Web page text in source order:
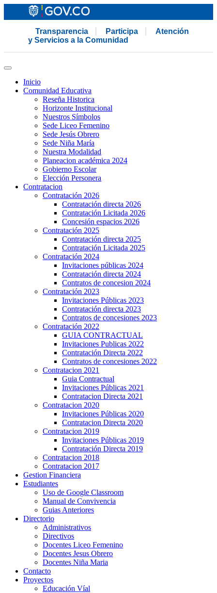
Transparencia Participa
Atención
y Servicios a la Comunidad
Inicio
Comunidad Educativa
Reseña Historica
Horizonte Institucional
Nuestros Símbolos
Sede Liceo Femenino
Sede Jesús Obrero
Sede Niña María
Nuestra Modalidad
Planeacion académica 2024
Gobierno Escolar
Elección Personera
Contratacion
Contratación 2026
Contratación directa 2026
Contratación Licitada 2026
Concesión espacios 2026
Contratación 2025
Contratación directa 2025
Contratación Licitada 2025
Contratación 2024
Invitaciones públicas 2024
Contratación directa 2024
Contratos de concesion 2024
Contratación 2023
Invitaciones Públicas 2023
Contratación directa 2023
Contratos de concesiones 2023
Contratación 2022
GUIA CONTRACTUAL
Invitaciones Publicas 2022
Contratación Directa 2022
Contratos de concesiones 2022
Contratacion 2021
Guia Contractual
Invitaciones Públicas 2021
Contratacion Directa 2021
Contratacion 2020
Invitaciones Públicas 2020
Contratacion Directa 2020
Contratacion 2019
Invitaciones Públicas 2019
Contratación Directa 2019
Contratacion 2018
Contratacion 2017
Gestion Financiera
Estudiantes
Uso de Google Classroom
Manual de Convivencia
Guias Anteriores
Directorio
Administrativos
Directivos
Docentes Liceo Femenino
Docentes Jesus Obrero
Docentes Niña Maria
Contacto
Proyectos
Educación Víal